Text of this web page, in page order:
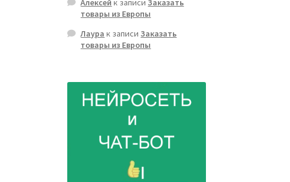
Алексей к записиЗаказать
товары из Европы
Лаура к записиЗаказать
товары из Европы